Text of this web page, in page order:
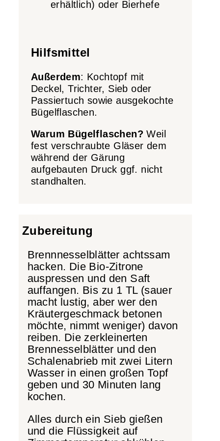
erhältlich) oder Bierhefe
Hilfsmittel
Außerdem: Kochtopf mit
Deckel, Trichter, Sieb oder
Passiertuch sowie ausgekochte
Bügelflaschen.
Warum Bügelflaschen? Weil
fest verschraubte Gläser dem
während der Gärung
aufgebauten Druck ggf. nicht
standhalten.
Zubereitung
Brennnesselblätter achtssam
hacken. Die Bio-Zitrone
auspressen und den Saft
auffangen. Bis zu 1 TL (sauer
macht lustig, aber wer den
Kräutergeschmack betonen
möchte, nimmt weniger) davon
reiben. Die zerkleinerten
Brennesselblätter und den
Schalenabrieb mit zwei Litern
Wasser in einen großen Topf
geben und 30 Minuten lang
kochen.
Alles durch ein Sieb gießen
und die Flüssigkeit auf